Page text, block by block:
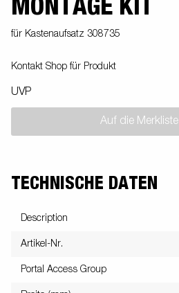
MONTAGE KIT
für Kastenaufsatz 308735
Kontakt Shop für Produkt
UVP
Auf die Merkliste
TECHNISCHE DATEN
Description
Artikel-Nr.
Portal Access Group